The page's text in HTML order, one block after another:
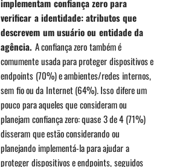
implementam confiança zero para
verificar a identidade: atributos que
descrevem um usuário ou entidade da
agência. A confiança zero também é
comumente usada para proteger dispositivos e
endpoints (70%) e ambientes/redes internos,
sem fio ou da Internet (64%). Isso difere um
pouco para aqueles que consideram ou
planejam confiança zero: quase 3 de 4 (71%)
disseram que estão considerando ou
planejando implementá-la para ajudar a
proteger dispositivos e endpoints, seguidos